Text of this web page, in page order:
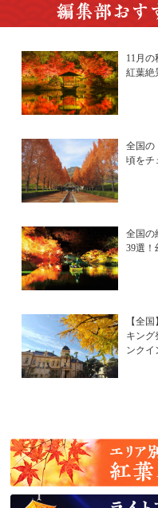
11月の
紅葉絶
全国の
頃をチ
全国の
39選！
【全
キング
ンクイ